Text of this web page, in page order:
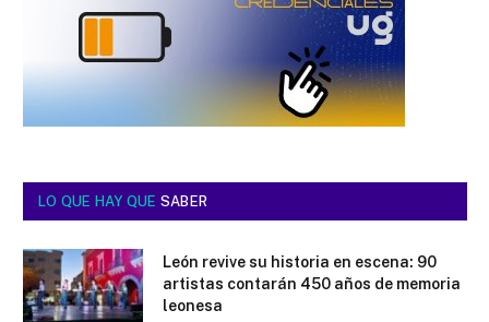
LO QUE HAY QUE SABER
León revive su historia en escena: 90
artistas contarán 450 años de memoria
leonesa